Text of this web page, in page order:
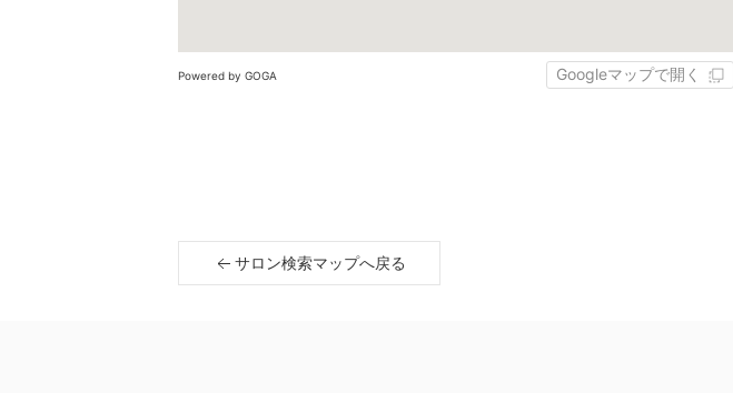
Powered by GOGA Googleマップで開く
サロン検索マップへ戻る